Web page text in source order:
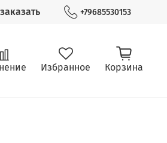
+79685530153
Избранное Корзина